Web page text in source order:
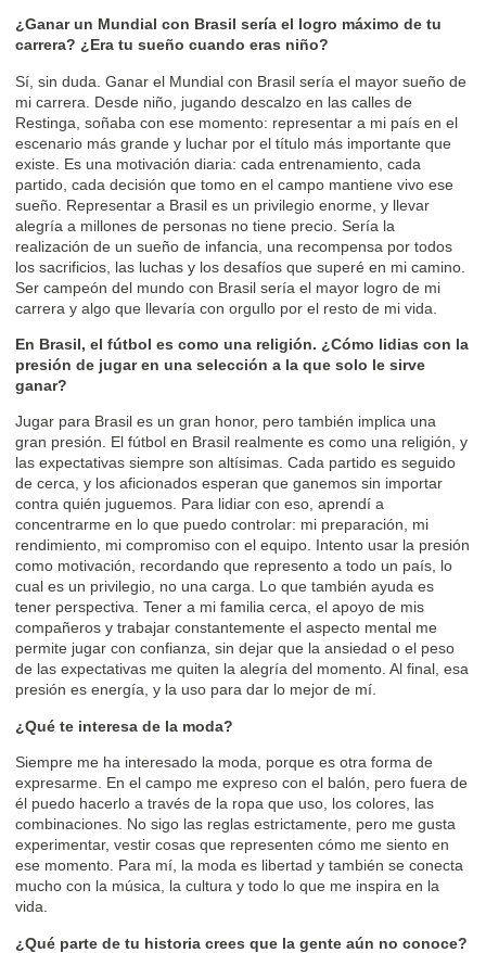
¿Ganar un Mundial con Brasil sería el logro máximo de tu
carrera? ¿Era tu sueño cuando eras niño?
Sí, sin duda. Ganar el Mundial con Brasil sería el mayor sueño de
mi carrera. Desde niño, jugando descalzo en las calles de
Restinga, soñaba con ese momento: representar a mi país en el
escenario más grande y luchar por el título más importante que
existe. Es una motivación diaria: cada entrenamiento, cada
partido, cada decisión que tomo en el campo mantiene vivo ese
sueño. Representar a Brasil es un privilegio enorme, y llevar
alegría a millones de personas no tiene precio. Sería la
realización de un sueño de infancia, una recompensa por todos
los sacrificios, las luchas y los desafíos que superé en mi camino.
Ser campeón del mundo con Brasil sería el mayor logro de mi
carrera y algo que llevaría con orgullo por el resto de mi vida.
En Brasil, el fútbol es como una religión. ¿Cómo lidias con la
presión de jugar en una selección a la que solo le sirve
ganar?
Jugar para Brasil es un gran honor, pero también implica una
gran presión. El fútbol en Brasil realmente es como una religión, y
las expectativas siempre son altísimas. Cada partido es seguido
de cerca, y los aficionados esperan que ganemos sin importar
contra quién juguemos. Para lidiar con eso, aprendí a
concentrarme en lo que puedo controlar: mi preparación, mi
rendimiento, mi compromiso con el equipo. Intento usar la presión
como motivación, recordando que represento a todo un país, lo
cual es un privilegio, no una carga. Lo que también ayuda es
tener perspectiva. Tener a mi familia cerca, el apoyo de mis
compañeros y trabajar constantemente el aspecto mental me
permite jugar con confianza, sin dejar que la ansiedad o el peso
de las expectativas me quiten la alegría del momento. Al final, esa
presión es energía, y la uso para dar lo mejor de mí.
¿Qué te interesa de la moda?
Siempre me ha interesado la moda, porque es otra forma de
expresarme. En el campo me expreso con el balón, pero fuera de
él puedo hacerlo a través de la ropa que uso, los colores, las
combinaciones. No sigo las reglas estrictamente, pero me gusta
experimentar, vestir cosas que representen cómo me siento en
ese momento. Para mí, la moda es libertad y también se conecta
mucho con la música, la cultura y todo lo que me inspira en la
vida.
¿Qué parte de tu historia crees que la gente aún no conoce?